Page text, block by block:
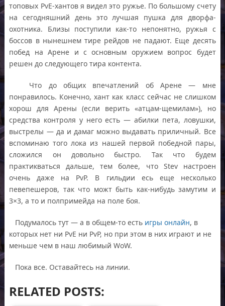
топовых PvE-хантов я видел это ружье. По большому счету
на сегодняшний день это лучшая пушка для дворфа-
охотника. Близы поступили как-то непонятно, ружья с
боссов в нынешнем тире рейдов не падают. Еще десять
побед на Арене и с основным оружием вопрос будет
решен до следующего тира контента.
Что до общих впечатлений об Арене — мне
понравилось. Конечно, хант как класс сейчас не слишком
хорош для Арены (если верить «атцам-щемилам»), но
средства контроля у него есть — абилки пета, ловушки,
выстрелы — да и дамаг можно выдавать приличный. Все
вспоминаю того лока из нашей первой победной пары,
сложился он довольно быстро. Так что будем
практикваться дальше, тем более, что Stev настроен
очень даже на PvP. В гильдии есь еще несколько
певепешеров, так что можт быть как-нибудь замутим и
3×3, а то и полпримейда на поле боя.
Подумалось тут — а в общем-то есть игры онлайн, в
которых нет ни PvE ни PvP, но при этом в них играют и не
меньше чем в наш любимый WoW.
Пока все. Оставайтесь на линии.
RELATED POSTS: